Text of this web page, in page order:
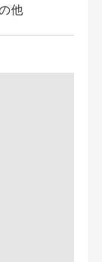
他